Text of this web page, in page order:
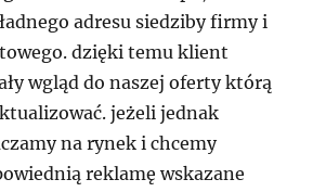
adresu siedziby firmy i
dzięki temu klient
wgląd do naszej oferty którą
jeżeli jednak
na rynek i chcemy
reklamę wskazane